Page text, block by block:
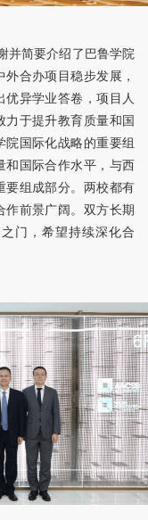
并简要介绍了巴鲁学院
合办项目稳步发展，
异学业答卷，项目人
力于提升教育质量和国
院国际化战略的重要组
和国际合作水平，与西
要组成部分。两校都有
作前景广阔。双方长期
门，希望持续深化合